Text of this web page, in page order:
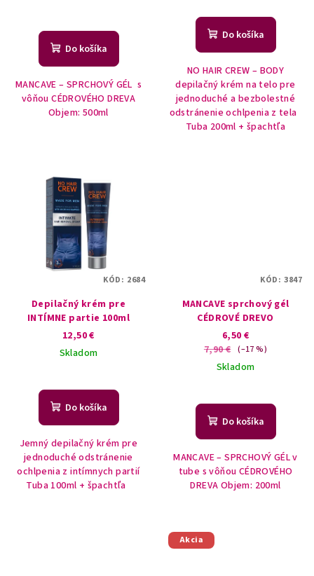
hodnotenie
produktu
z
5
hviezdičiek.
Do košíka
MANCAVE – SPRCHOVÝ GÉL s
vôňou CÉDROVÉHO DREVA
Objem: 500ml
Do košíka
NO HAIR CREW – BODY
depilačný krém na telo pre
jednoduché a bezbolestné
odstránenie ochlpenia z tela
Tuba 200ml + špachtľa
Depilačný krém pre
INTÍMNE partie 100ml
12,50 €
Skladom
Do košíka
Jemný depilačný krém pre
jednoduché odstránenie
ochlpenia z intímnych partií
Tuba 100ml + špachtľa
KÓD: 2684
MANCAVE sprchový gél
CÉDROVÉ DREVO
6,50 €
7,90 € (–17 %)
Skladom
Do košíka
MANCAVE – SPRCHOVÝ GÉL v
tube s vôňou CÉDROVÉHO
DREVA Objem: 200ml
KÓD: 3847
Akcia